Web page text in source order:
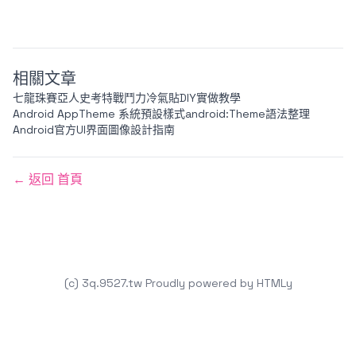
相關文章
七龍珠賽亞人史考特戰鬥力冷氣貼DIY實做教學
Android AppTheme 系統預設樣式android:Theme語法整理
Android官方UI界面圖像設計指南
← 返回 首頁
(c) 3q.9527.tw Proudly powered by HTMLy